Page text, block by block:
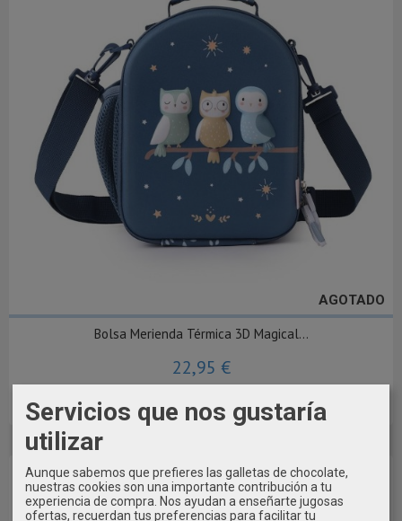
AGOTADO
Bolsa Merienda Térmica 3D Magical...
22,95 €
Pedir Información
Servicios que nos gustaría
utilizar
Aunque sabemos que prefieres las galletas de chocolate,
nuestras cookies son una importante contribución a tu
experiencia de compra. Nos ayudan a enseñarte jugosas
ofertas, recuerdan tus preferencias para facilitar tu